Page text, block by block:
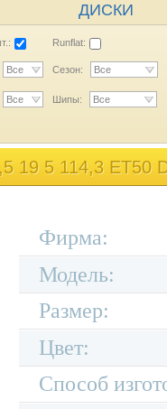
ДИСКИ
Runflat:
Все Сезон: Все
Все Шипы: Все
5 114,3 ET50
Фирма:
Модель:
Размер:
Цвет:
Способ